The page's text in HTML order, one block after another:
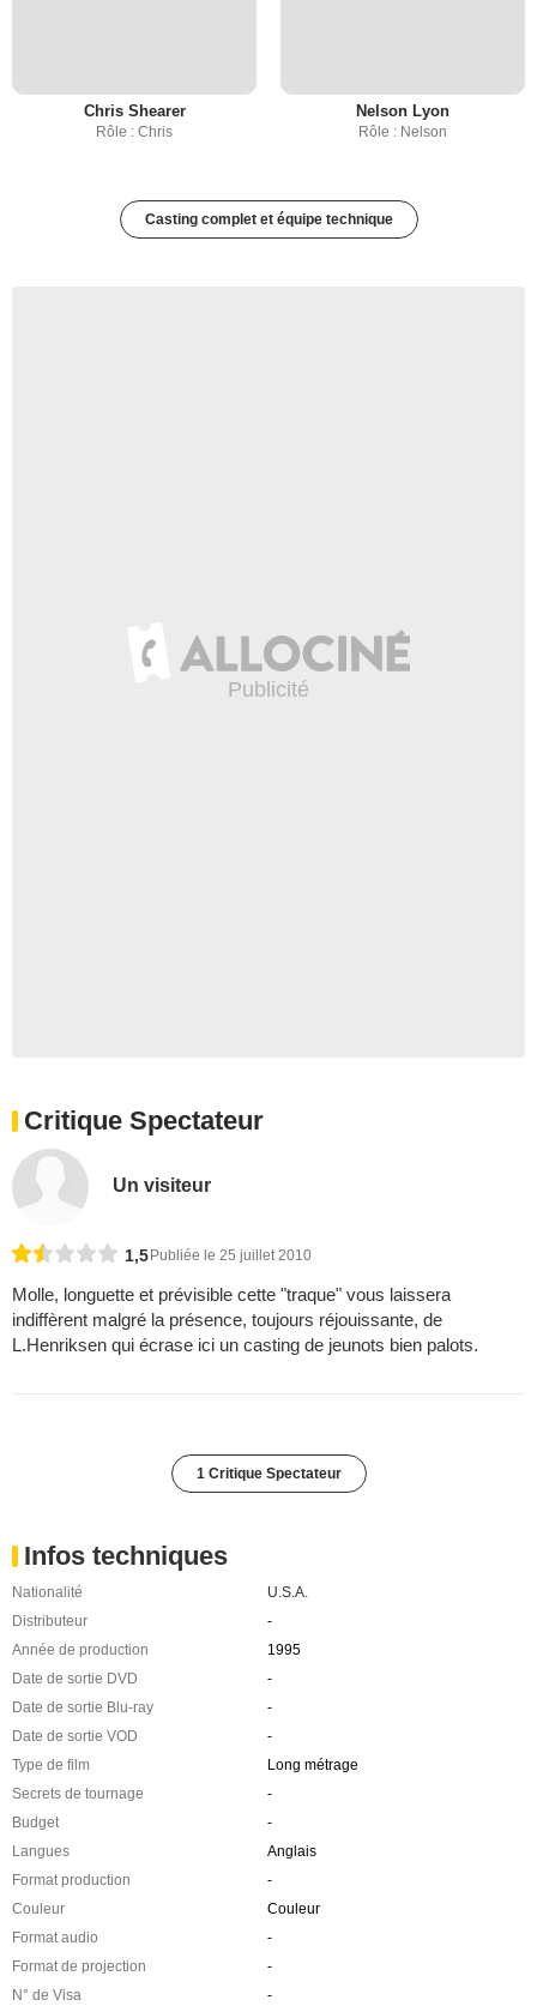
Chris Shearer
Rôle : Chris
Nelson Lyon
Rôle : Nelson
Casting complet et équipe technique
Critique Spectateur
Un visiteur
1,5 Publiée le 25 juillet 2010
Molle, longuette et prévisible cette "traque" vous laissera
indiffèrent malgré la présence, toujours réjouissante, de
L.Henriksen qui écrase ici un casting de jeunots bien palots.
1 Critique Spectateur
Infos techniques
Nationalité
U.S.A.
Distributeur
-
Année de production
1995
Date de sortie DVD
-
Date de sortie Blu-ray
-
Date de sortie VOD
-
Type de film
Long métrage
Secrets de tournage
-
Budget
-
Langues
Anglais
Format production
-
Couleur
Couleur
Format audio
-
Format de projection
-
N° de Visa
-